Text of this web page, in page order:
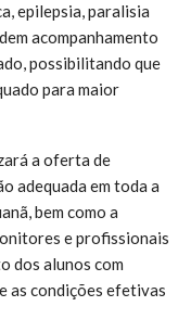
epilepsia, paralisia
acompanhamento
possibilitando que
para maior
a oferta de
adequada em toda a
bem como a
e profissionais
dos alunos com
as condições efetivas